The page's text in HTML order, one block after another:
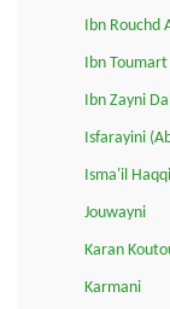
Ibn Rouchd
Ibn Toumart
Ibn Zayni
Isfarayini
Isma'il Haqqi
Jouwayni
Karan
Karmani